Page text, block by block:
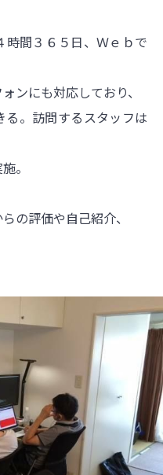
時間３６５日、Ｗｅｂで
ンにも対応しており、
る。訪問するスタッフは
。
の評価や自己紹介、